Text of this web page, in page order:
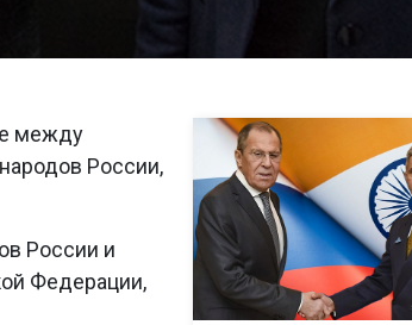
между
России,
России и
Федерации,